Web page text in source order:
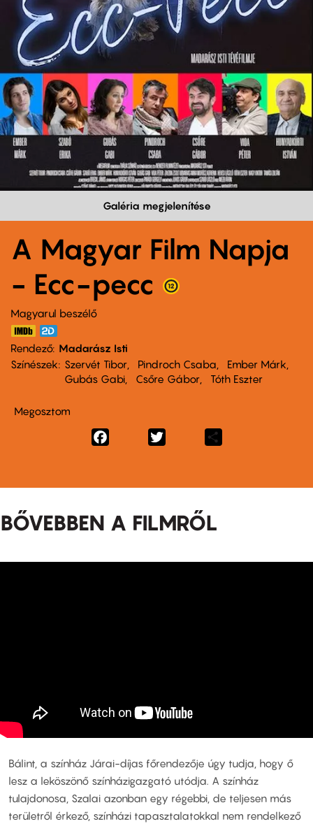
Galéria megjelenítése
A Magyar Film Napja
- Ecc-pecc
Magyarul beszélő
Rendező Madarász Isti
Színészek
Szervét Tibor Pindroch Csaba
Ember Márk
Gubás Gabi
Csőre Gábor Tóth Eszter
Megosztom
Facebook
BŐVEBBEN A FILMRŐL
Bálint, a színház Járai-díjas főrendezője úgy tudja, hogy ő
lesz a leköszönő színházigazgató utódja. A színház
tulajdonosa, Szalai azonban egy régebbi, de teljesen más
területről érkező, színházi tapasztalatokkal nem rendelkező